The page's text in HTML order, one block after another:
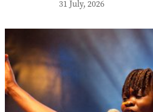
31 July, 2026